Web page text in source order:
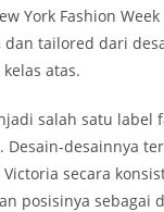
York Fashion
tailored dari
atas.
salah satu
desainnya
secara
posisinya